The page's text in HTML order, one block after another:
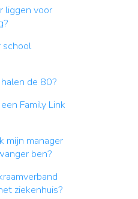
liggen voor
school
de 80?
Family Link
mijn manager
ben?
ziekenhuis?